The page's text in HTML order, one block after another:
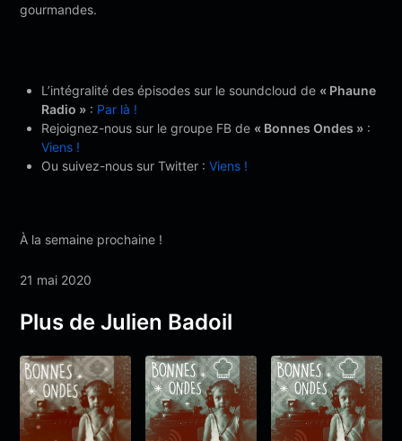
gourmandes.
L’intégralité des épisodes sur le soundcloud de « Phaune
Radio » : Par là !
Rejoignez-nous sur le groupe FB de « Bonnes Ondes » :
Viens !
Ou suivez-nous sur Twitter :Viens !
À la semaine prochaine !
21 mai 2020
Plus de Julien Badoil